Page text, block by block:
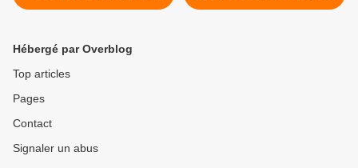
Octobre 2010
formation des profs ? >
Hébergé par Overblog
Top articles
Pages
Contact
Signaler un abus